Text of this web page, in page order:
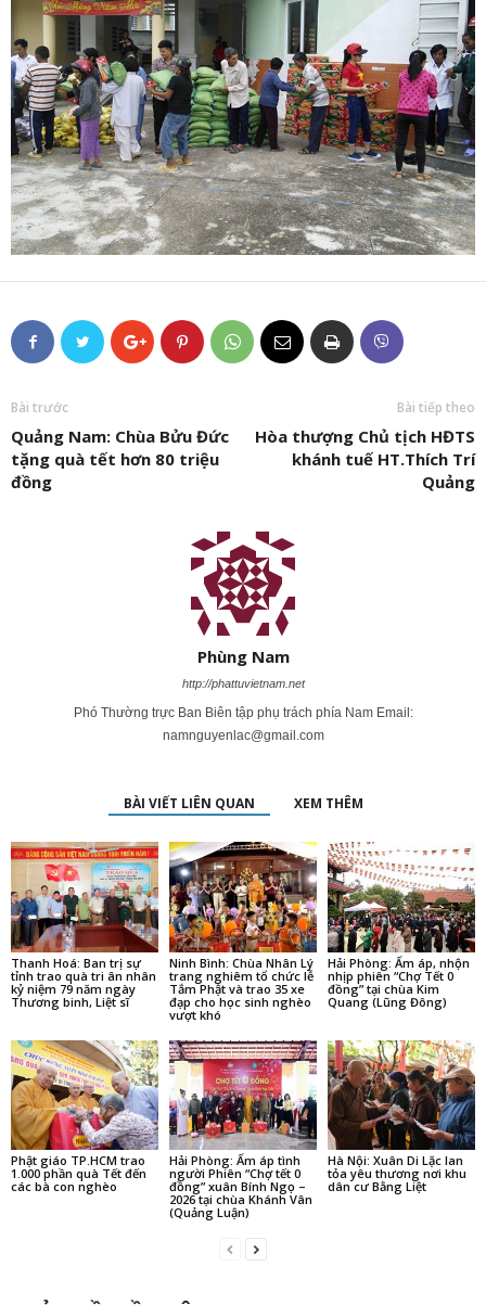
Bài trước
Quảng Nam: Chùa Bửu Đức
tặng quà tết hơn 80 triệu
đồng
Bài tiếp theo
Hòa thượng Chủ tịch HĐTS
khánh tuế HT.Thích Trí
Quảng
Phùng Nam
http://phattuvietnam.net
Phó Thường trực Ban Biên tập phụ trách phía Nam Email:
namnguyenlac@gmail.com
BÀI VIẾT LIÊN QUAN XEM THÊM
Thanh Hoá: Ban trị sự
tỉnh trao quà tri ân nhân
kỷ niệm 79 năm ngày
Thương binh, Liệt sĩ
Ninh Bình: Chùa Nhân Lý
trang nghiêm tổ chức lễ
Tắm Phật và trao 35 xe
đạp cho học sinh nghèo
vượt khó
Hải Phòng: Ấm áp, nhộn
nhịp phiên “Chợ Tết 0
đồng” tại chùa Kim
Quang (Lũng Đông)
Phật giáo TP.HCM trao
1.000 phần quà Tết đến
các bà con nghèo
Hải Phòng: Ấm áp tình
người Phiên “Chợ tết 0
đồng” xuân Bính Ngọ –
2026 tại chùa Khánh Vân
(Quảng Luận)
Hà Nội: Xuân Di Lặc lan
tỏa yêu thương nơi khu
dân cư Bằng Liệt